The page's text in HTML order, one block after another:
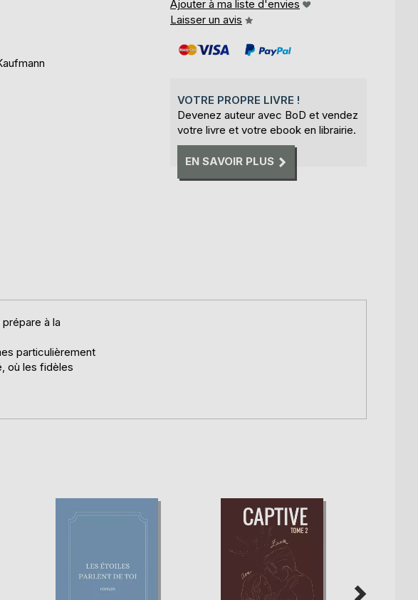
Ajouter à ma liste d'envies
Laisser un avis
VOTRE PROPRE LIVRE !
Devenez auteur avec BoD et vendez
votre livre et votre ebook en librairie.
EN SAVOIR PLUS
à la
particulièrement
où les fidèles